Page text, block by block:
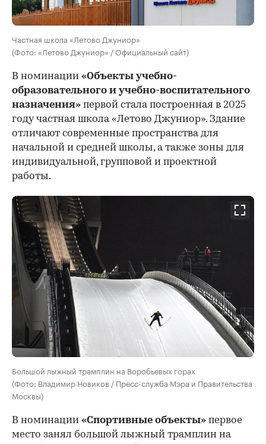
Частная школа «Летово Джуниор»
(Фото: «Летово Джуниор» / Официальный сайт)
В номинации «Объекты учебно-
образовательного и учебно-воспитательного
назначения» первой стала построенная в 2025
году частная школа «Летово Джуниор». Здание
отличают современные пространства для
начальной и средней школы, а также зоны для
индивидуальной, групповой и проектной
работы.
Большой лыжный трамплин на Воробьевых горах
(Фото: Владимир Новиков / Пресс-служба Мэра и Правительства
Москвы)
В номинации «Спортивные объекты» первое
место занял большой лыжный трамплин на